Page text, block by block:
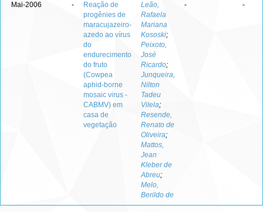
Mai-2006 -
Reação de
progênies de
maracujazeiro-
azedo ao vírus
do
endurecimento
do fruto
(Cowpea
aphid-borne
mosaic virus -
CABMV) em
casa de
vegetação
Leão,
Rafaela
Mariana
Kososki;
Peixoto,
José
Ricardo;
Junqueira,
Nilton
Tadeu
Vilela;
Resende,
Renato de
Oliveira;
Mattos,
Jean
Kleber de
Abreu;
Melo,
Berildo de
- -